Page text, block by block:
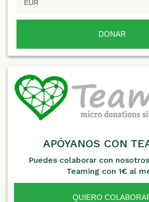
APÓYANOS CON
Puedes colaborar con
Teaming con 1€ al
QUIERO